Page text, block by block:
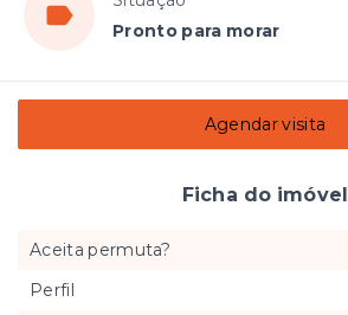
Pronto para morar
Agendar visita
Ficha do imóvel
Aceita permuta?
Perfil